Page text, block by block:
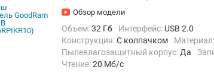
Обзор модели
Объем:32 Гб Интерфейс: USB 2.0
Конструкция:С колпачком Материал:
Пылевлагозащитный корпус: Да
Чтение:20 Мб/с